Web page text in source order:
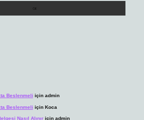
Beslenmeli için admin
Beslenmeli için Koca
Nasıl Alınıriçin admin